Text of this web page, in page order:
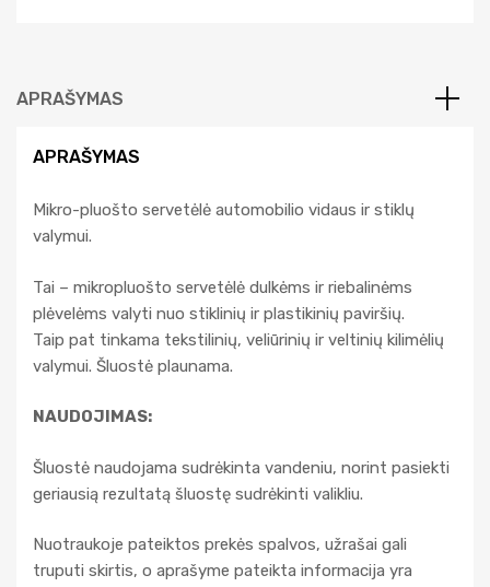
:
APRAŠYMAS
APRAŠYMAS
Mikro-pluošto servetėlė automobilio vidaus ir stiklų
valymui.
Tai – mikropluošto servetėlė dulkėms ir riebalinėms
plėvelėms valyti nuo stiklinių ir plastikinių paviršių.
Taip pat tinkama tekstilinių, veliūrinių ir veltinių kilimėlių
valymui. Šluostė plaunama.
NAUDOJIMAS:
Šluostė naudojama sudrėkinta vandeniu, norint pasiekti
geriausią rezultatą šluostę sudrėkinti valikliu.
Nuotraukoje pateiktos prekės spalvos, užrašai gali
truputi skirtis, o aprašyme pateikta informacija yra